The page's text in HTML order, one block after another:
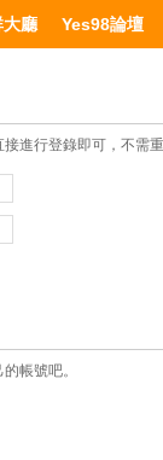
大廳 Yes98論壇
進行登錄即可，不需
帳號吧。